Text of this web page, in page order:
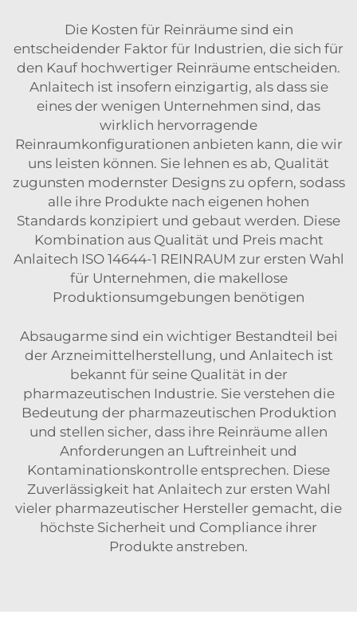
Die Kosten für Reinräume sind ein
entscheidender Faktor für Industrien, die sich für
den Kauf hochwertiger Reinräume entscheiden.
Anlaitech ist insofern einzigartig, als dass sie
eines der wenigen Unternehmen sind, das
wirklich hervorragende
Reinraumkonfigurationen anbieten kann, die wir
uns leisten können. Sie lehnen es ab, Qualität
zugunsten modernster Designs zu opfern, sodass
alle ihre Produkte nach eigenen hohen
Standards konzipiert und gebaut werden. Diese
Kombination aus Qualität und Preis macht
Anlaitech ISO 14644-1 REINRAUM zur ersten Wahl
für Unternehmen, die makellose
Produktionsumgebungen benötigen
Absaugarme sind ein wichtiger Bestandteil bei
der Arzneimittelherstellung, und Anlaitech ist
bekannt für seine Qualität in der
pharmazeutischen Industrie. Sie verstehen die
Bedeutung der pharmazeutischen Produktion
und stellen sicher, dass ihre Reinräume allen
Anforderungen an Luftreinheit und
Kontaminationskontrolle entsprechen. Diese
Zuverlässigkeit hat Anlaitech zur ersten Wahl
vieler pharmazeutischer Hersteller gemacht, die
höchste Sicherheit und Compliance ihrer
Produkte anstreben.